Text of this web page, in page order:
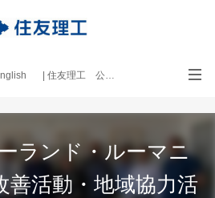
| 住友理工 公式サイト
ランド・ルーマニ
善活動・地域協力活